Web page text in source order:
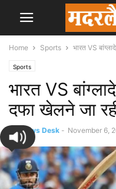
Home Sports भारत VS
Sports
भारत VS
दफा खेलने जा
By News Desk - November 6,